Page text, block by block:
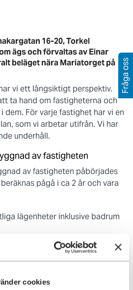
cookies
16-20, Torkel
ägs och förvaltas av Einar
beläget nära Mariatorget på
vi ett långsiktigt perspektiv.
ta hand om fastigheterna och
dem. För varje fastighet har vi en
som vi arbetar utifrån. Vi har
underhåll.
av fastigheten
av fastigheten påbörjades
pågå i ca 2 år och vara
lägenheter inklusive badrum
vatten, ventilation
tilläggsisolering
Fråga oss